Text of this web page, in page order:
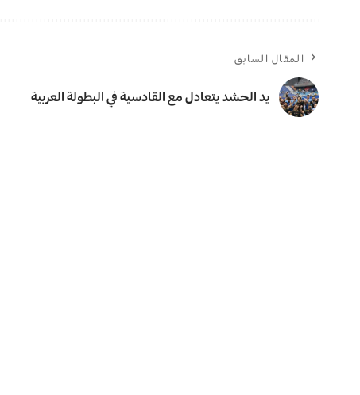
المقال السابق
يد الحشد يتعادل مع القادسية في البطولة العربية